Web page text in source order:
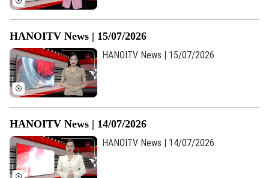
HANOITV News | 15/07/2026
HANOITV News | 15/07/2026
HANOITV News | 14/07/2026
HANOITV News | 14/07/2026